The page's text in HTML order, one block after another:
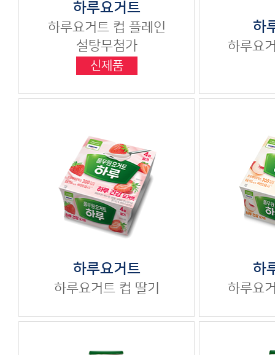
하루요거트
하루요거트 컵 플레인
설탕무첨가
신제품
하
하루요
하루요거트
하루요거트 컵 딸기
하
하루요